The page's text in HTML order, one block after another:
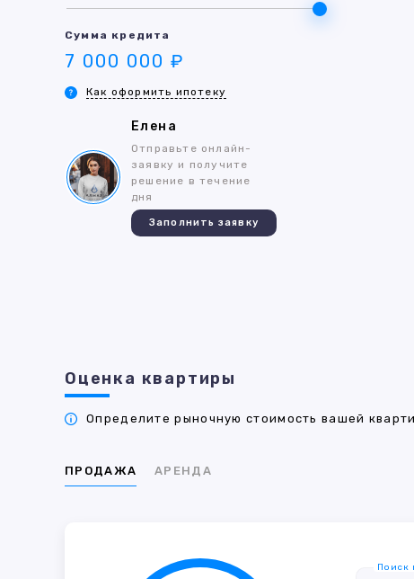
Сумма кредита
7 000 000 ₽
Как оформить ипотеку
Елена
Отправьте онлайн-
заявку и получите
решение в течение
дня
Заполнить заявку
Оценка квартиры
Определите рыночную стоимость вашей
ПРОДАЖА АРЕНДА
Поиск